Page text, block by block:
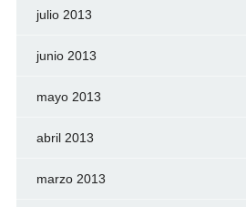
julio 2013
junio 2013
mayo 2013
abril 2013
marzo 2013